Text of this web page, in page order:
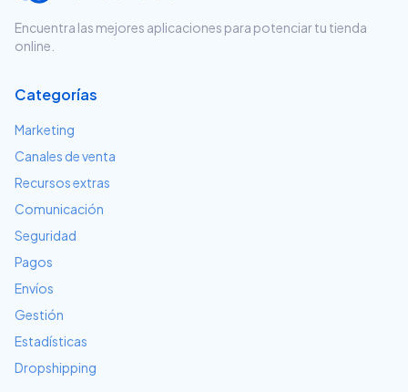
Encuentra las mejores aplicaciones para potenciar tu tienda
online.
Categorías
Marketing
Canales de venta
Recursos extras
Comunicación
Seguridad
Pagos
Envíos
Gestión
Estadísticas
Dropshipping